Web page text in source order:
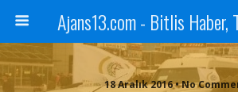
18 Aralık 2016 • No